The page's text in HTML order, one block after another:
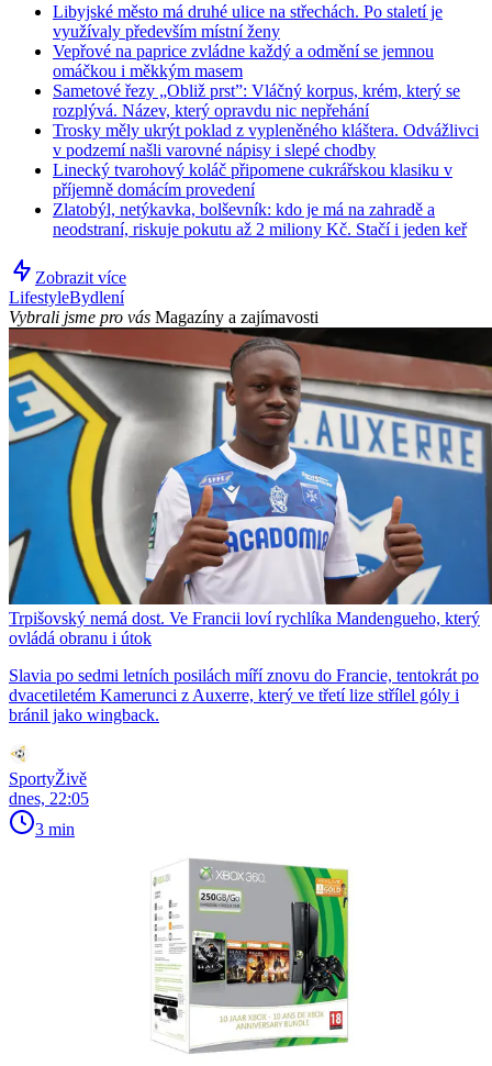
Libyjské město má druhé ulice na střechách. Po staletí je
využívaly především místní ženy
Vepřové na paprice zvládne každý a odmění se jemnou
omáčkou i měkkým masem
Sametové řezy „Obliž prst”: Vláčný korpus, krém, který se
rozplývá. Název, který opravdu nic nepřehání
Trosky měly ukrýt poklad z vypleněného kláštera. Odvážlivci
v podzemí našli varovné nápisy i slepé chodby
Linecký tvarohový koláč připomene cukrářskou klasiku v
příjemně domácím provedení
Zlatobýl, netýkavka, bolševník: kdo je má na zahradě a
neodstraní, riskuje pokutu až 2 miliony Kč. Stačí i jeden keř
Zobrazit více
LifestyleBydlení
Vybrali jsme pro vás Magazíny a zajímavosti
Trpišovský nemá dost. Ve Francii loví rychlíka Mandengueho, který
ovládá obranu i útok
Slavia po sedmi letních posilách míří znovu do Francie, tentokrát po
dvacetiletém Kamerunci z Auxerre, který ve třetí lize střílel góly i
bránil jako wingback.
SportyŽivě
dnes, 22:05
3 min